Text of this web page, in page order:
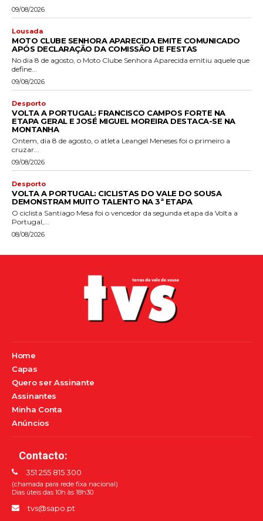
09/08/2026
Lousada
MOTO CLUBE SENHORA APARECIDA EMITE COMUNICADO
APÓS DECLARAÇÃO DA COMISSÃO DE FESTAS
No dia 8 de agosto, o Moto Clube Senhora Aparecida emitiu aquele que
define...
09/08/2026
Desporto
VOLTA A PORTUGAL: FRANCISCO CAMPOS FORTE NA
ETAPA GERAL E JOSÉ MIGUEL MOREIRA DESTACA-SE NA
MONTANHA
Ontem, dia 8 de agosto, o atleta Leangel Meneses foi o primeiro a
cruzar...
09/08/2026
Desporto
VOLTA A PORTUGAL: CICLISTAS DO VALE DO SOUSA
DEMONSTRAM MUITO TALENTO NA 3ª ETAPA
O ciclista Santiago Mesa foi o vencedor da segunda etapa da Volta a
Portugal,...
08/08/2026
Home
Capas
Quero ser Assinante
Assinantes
Minha Conta
Anúncios
Contacto:
351 255 815 300
(chamada para rede fixa nacional)
Dias úteis das 10h às 18h30
tvs@sapo.pt